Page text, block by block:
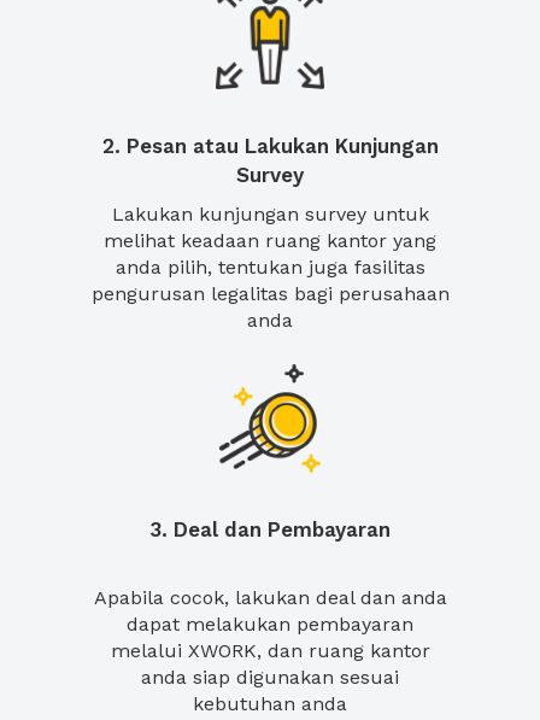
2. Pesan atau Lakukan Kunjungan
Survey
Lakukan kunjungan survey untuk
melihat keadaan ruang kantor yang
anda pilih, tentukan juga fasilitas
pengurusan legalitas bagi perusahaan
anda
3. Deal dan Pembayaran
Apabila cocok, lakukan deal dan anda
dapat melakukan pembayaran
melalui XWORK, dan ruang kantor
anda siap digunakan sesuai
kebutuhan anda